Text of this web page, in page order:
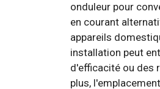
onduleur pour
en courant
appareils
installation peut
d'efficacité ou des
plus,